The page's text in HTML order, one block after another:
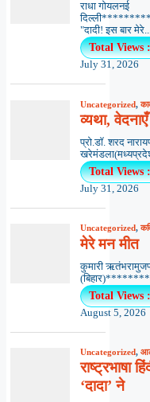
राधा गोयलनई
"दादी! इस बार
Total Views
July 31, 2026
Uncategorized,
व्यथा,
प्रो.डॉ. शरद
Total Views
July 31, 2026
Uncategorized,
मेरे मन मीत
कुमारी
Total Views
August 5, 2026
Uncategorized,
राष्ट्रभाषा
‘दादा’ ने